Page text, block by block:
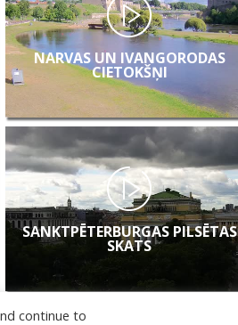
NARVAS UN IVANGORODAS
CIETOKŠŅI
SANKTPĒTERBURGAS PILSĒTAS
SKATS
continue to